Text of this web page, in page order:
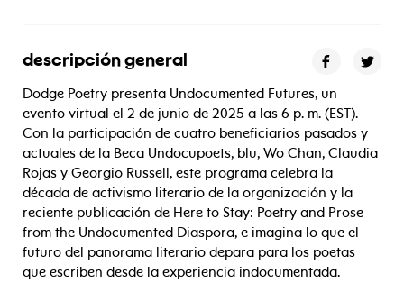
descripción general
Dodge Poetry presenta Undocumented Futures, un
evento virtual el 2 de junio de 2025 a las 6 p. m. (EST).
Con la participación de cuatro beneficiarios pasados y
actuales de la Beca Undocupoets, blu, Wo Chan, Claudia
Rojas y Georgio Russell, este programa celebra la
década de activismo literario de la organización y la
reciente publicación de Here to Stay: Poetry and Prose
from the Undocumented Diaspora, e imagina lo que el
futuro del panorama literario depara para los poetas
que escriben desde la experiencia indocumentada.